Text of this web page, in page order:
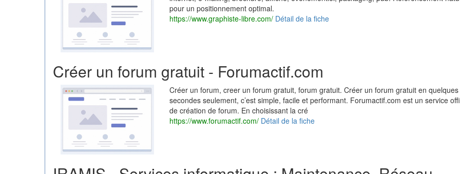
pour un positionnement optimal.
https://www.graphiste-libre.com/ Détail de la fiche
Créer un forum gratuit - Forumactif.com
Créer un forum, creer un forum gratuit, forum gratuit. Créer un forum gratuit en quelques
secondes seulement, c’est simple, facile et performant. Forumactif.com est un service
de création de forum. En choisissant la cré
https://www.forumactif.com/ Détail de la fiche